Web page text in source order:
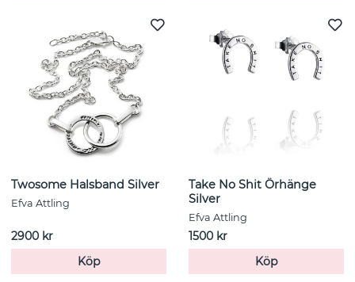
Twosome Halsband Silver
Efva Attling
2900 kr
Köp
Take No Shit Örhänge
Silver
Efva Attling
1500 kr
Köp